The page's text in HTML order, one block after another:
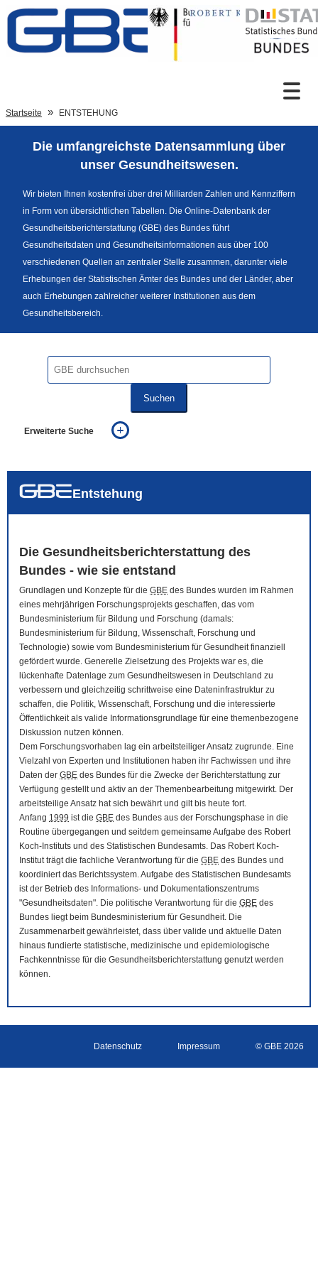
Zum Inhalt
Sprachumschaltung
Fußzeile
Startseite ENTSTEHUNG
Die umfangreichste Datensammlung über
unser Gesundheitswesen.
Wir bieten Ihnen kostenfrei über drei Milliarden Zahlen und Kennziffern
in Form von übersichtlichen Tabellen. Die Online-Datenbank der
Gesundheitsberichterstattung (GBE) des Bundes führt
Gesundheitsdaten und Gesundheitsinformationen aus über 100
verschiedenen Quellen an zentraler Stelle zusammen, darunter viele
Erhebungen der Statistischen Ämter des Bundes und der Länder, aber
auch Erhebungen zahlreicher weiterer Institutionen aus dem
Gesundheitsbereich.
Suchen
Erweiterte Suche
auch in allen Texten suchen (Volltextsuche)
Entstehung
Die Gesundheitsberichterstattung des
Bundes - wie sie entstand
Grundlagen und Konzepte für die GBE des Bundes wurden im Rahmen
eines mehrjährigen Forschungsprojekts geschaffen, das vom
Bundesministerium für Bildung und Forschung (damals:
Bundesministerium für Bildung, Wissenschaft, Forschung und
Technologie) sowie vom Bundesministerium für Gesundheit finanziell
gefördert wurde. Generelle Zielsetzung des Projekts war es, die
lückenhafte Datenlage zum Gesundheitswesen in Deutschland zu
verbessern und gleichzeitig schrittweise eine Dateninfrastruktur zu
schaffen, die Politik, Wissenschaft, Forschung und die interessierte
Öffentlichkeit als valide Informationsgrundlage für eine themenbezogene
Diskussion nutzen können.
Dem Forschungsvorhaben lag ein arbeitsteiliger Ansatz zugrunde. Eine
Vielzahl von Experten und Institutionen haben ihr Fachwissen und ihre
Daten der GBE des Bundes für die Zwecke der Berichterstattung zur
Verfügung gestellt und aktiv an der Themenbearbeitung mitgewirkt. Der
arbeitsteilige Ansatz hat sich bewährt und gilt bis heute fort.
Anfang 1999 ist die GBE des Bundes aus der Forschungsphase in die
Routine übergegangen und seitdem gemeinsame Aufgabe des Robert
Koch-Instituts und des Statistischen Bundesamts. Das Robert Koch-
Institut trägt die fachliche Verantwortung für die GBE des Bundes und
koordiniert das Berichtssystem. Aufgabe des Statistischen Bundesamts
ist der Betrieb des Informations- und Dokumentationszentrums
"Gesundheitsdaten". Die politische Verantwortung für die GBE des
Bundes liegt beim Bundesministerium für Gesundheit. Die
Zusammenarbeit gewährleistet, dass über valide und aktuelle Daten
hinaus fundierte statistische, medizinische und epidemiologische
Fachkenntnisse für die Gesundheitsberichterstattung genutzt werden
können.
Datenschutz Impressum © GBE 2026